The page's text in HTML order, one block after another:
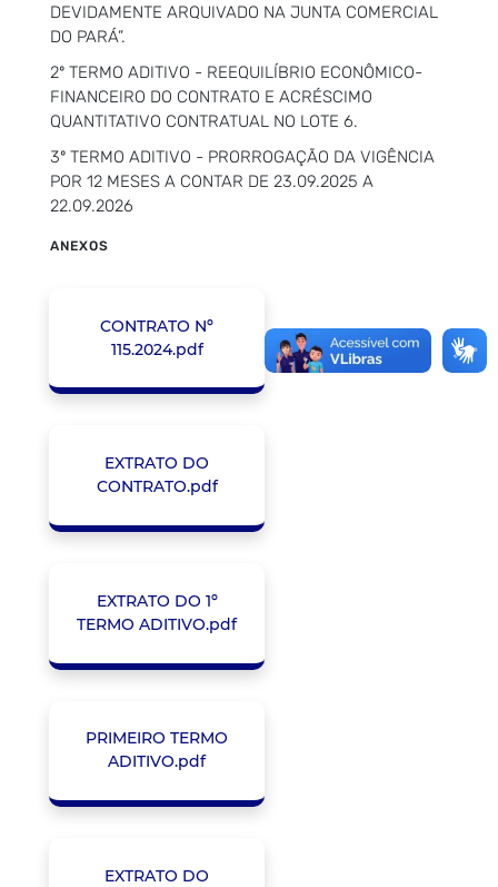
DEVIDAMENTE ARQUIVADO NA JUNTA COMERCIAL
DO PARÁ”.
2º TERMO ADITIVO - REEQUILÍBRIO ECONÔMICO-
FINANCEIRO DO CONTRATO E ACRÉSCIMO
QUANTITATIVO CONTRATUAL NO LOTE 6.
3º TERMO ADITIVO - PRORROGAÇÃO DA VIGÊNCIA
POR 12 MESES A CONTAR DE 23.09.2025 A
22.09.2026
ANEXOS
CONTRATO Nº
115.2024.pdf
EXTRATO DO
CONTRATO.pdf
EXTRATO DO 1º
TERMO ADITIVO.pdf
PRIMEIRO TERMO
ADITIVO.pdf
EXTRATO DO